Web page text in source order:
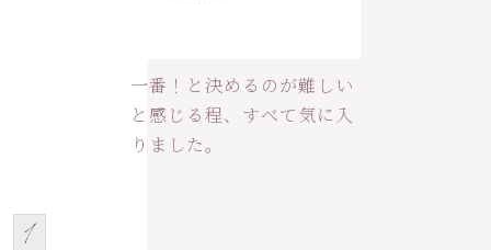
一番！と決めるのが難しい
と感じる程、すべて気に入
りました。
1